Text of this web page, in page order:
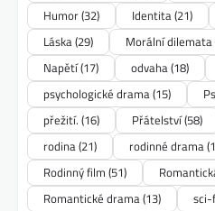
Humor(32) Identita(21)
Láska(29) Morální dilemata
Napětí(17) odvaha(18)
psychologické drama(15)
přežití. (16) Přátelství(58)
rodina(21) rodinné drama
Rodinný film (51)
Romantické drama(13) sci-